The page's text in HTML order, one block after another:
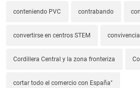
conteniendo PVC contrabando
convertirse en centros STEM
Cordillera Central y la zona fronteriza
cortar todo el comercio con España"